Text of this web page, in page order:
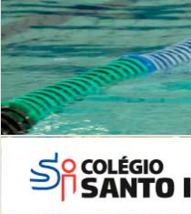
Período Integral | Saiba mais
INSTITUCIONAL